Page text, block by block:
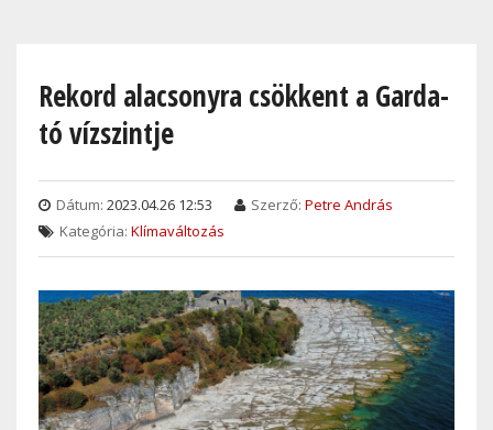
contentRekord alacsonyra csökkent a Garda-
tó vízszintje
Dátum: 2023.04.26 12:53 Szerző: Petre András
Kategória: Klímaváltozás